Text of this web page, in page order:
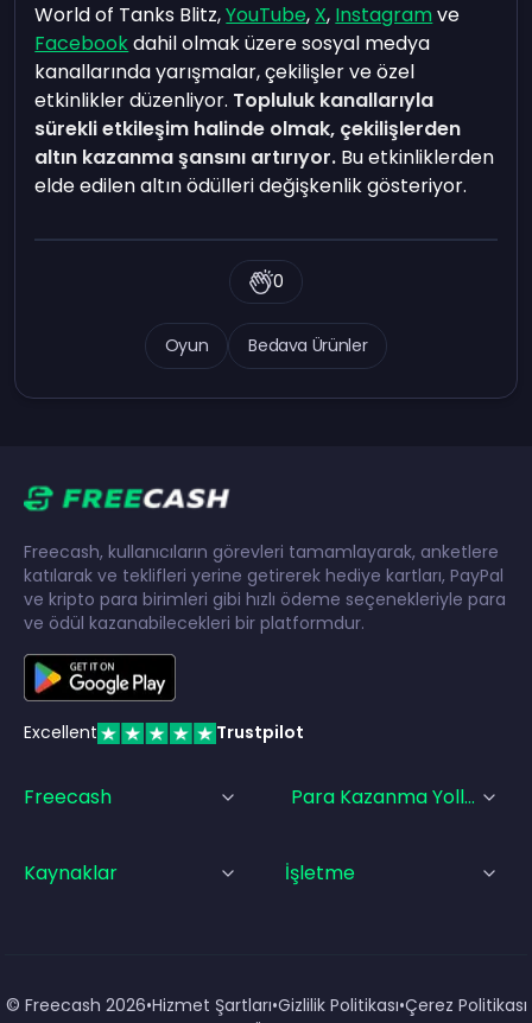
World of Tanks Blitz,YouTube, X, Instagramve
Facebookdahil olmak üzere sosyal medya
kanallarında yarışmalar, çekilişler ve özel
etkinlikler düzenliyor. Topluluk kanallarıyla
sürekli etkileşim halinde olmak, çekilişlerden
altın kazanma şansını artırıyor. Bu etkinliklerden
elde edilen altın ödülleri değişkenlik gösteriyor.
Oyun Bedava Ürünler
0
Freecash, kullanıcıların görevleri tamamlayarak, anketlere
katılarak ve teklifleri yerine getirerek hediye kartları, PayPal
ve kripto para birimleri gibi hızlı ödeme seçenekleriyle para
ve ödül kazanabilecekleri bir platformdur.
Excellent Trustpilot
Freecash Para Kazanma Yolları
Kaynaklar İşletme
© Freecash 2026•Hizmet Şartları•Gizlilik Politikası•Çerez Politikası